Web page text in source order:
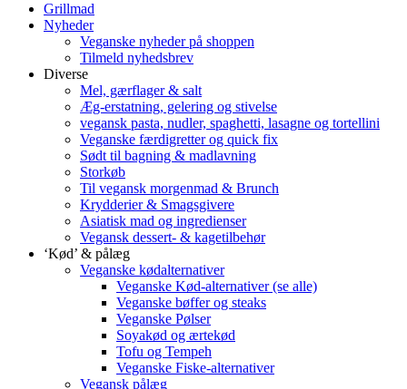
Grillmad
Nyheder
Veganske nyheder på shoppen
Tilmeld nyhedsbrev
Diverse
Mel, gærflager & salt
Æg-erstatning, gelering og stivelse
vegansk pasta, nudler, spaghetti, lasagne og tortellini
Veganske færdigretter og quick fix
Sødt til bagning & madlavning
Storkøb
Til vegansk morgenmad & Brunch
Krydderier & Smagsgivere
Asiatisk mad og ingredienser
Vegansk dessert- & kagetilbehør
‘Kød’ & pålæg
Veganske kødalternativer
Veganske Kød-alternativer (se alle)
Veganske bøffer og steaks
Veganske Pølser
Soyakød og ærtekød
Tofu og Tempeh
Veganske Fiske-alternativer
Vegansk pålæg